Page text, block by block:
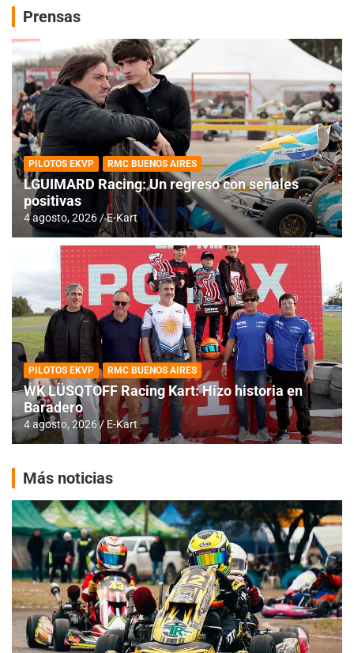
Prensas
PILOTOS EKVP RMC BUENOS AIRES
LGUIMARD Racing: Un regreso con señales
positivas
4 agosto, 2026 E-Kart
PILOTOS EKVP RMC BUENOS AIRES
WK LÜSQTOFF Racing Kart: Hizo historia en
Baradero
4 agosto, 2026 E-Kart
Más noticias